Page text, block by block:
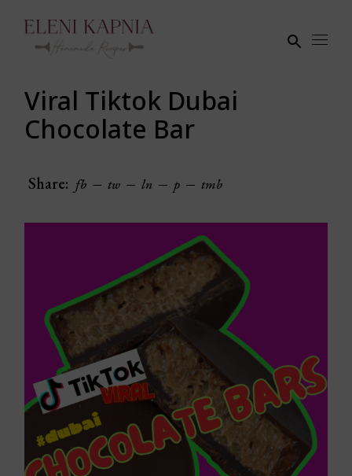
Viral Tiktok Dubai
Chocolate Bar
Share: fb tw ln p tmb